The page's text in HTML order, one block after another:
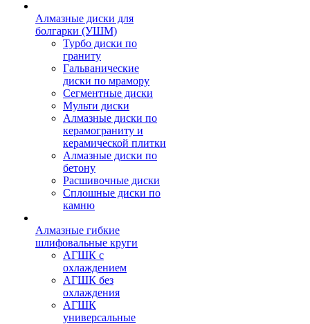
Алмазные диски для
болгарки (УШМ)
Турбо диски по
граниту
Гальванические
диски по мрамору
Сегментные диски
Мульти диски
Алмазные диски по
керамограниту и
керамической плитки
Алмазные диски по
бетону
Расшивочные диски
Сплошные диски по
камню
Алмазные гибкие
шлифовальные круги
АГШК с
охлаждением
АГШК без
охлаждения
АГШК
универсальные